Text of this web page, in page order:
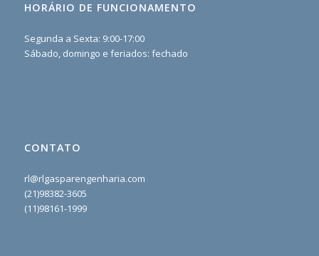
HORÁRIO DE FUNCIONAMENTO
Segunda a Sexta: 9:00-17:00
Sábado, domingo e feriados: fechado
CONTATO
rl@rlgasparengenharia.com
(21)98382-3605
(11)98161-1999